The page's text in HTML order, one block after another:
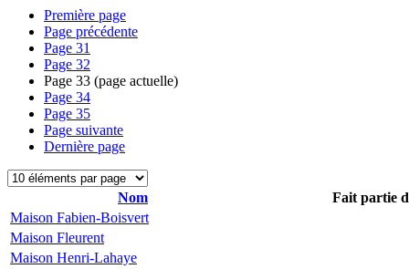
Première page
Page précédente
Page 31
Page 32
Page 33 (page actuelle)
Page 34
Page 35
Page suivante
Dernière page
Nom
Fait partie
Maison Fabien-Boisvert
Maison Fleurent
Maison Henri-Lahaye